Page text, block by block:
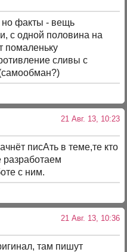
но факты - вещь
с одной половина на
помаленьку
сливы с
21 Авг. 13, 10:23
писАть в теме,те кто
разработаем
с ним.
21 Авг. 13, 10:36
там пишут